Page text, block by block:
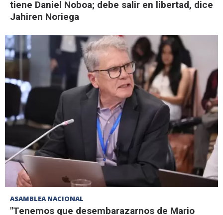
tiene Daniel Noboa; debe salir en libertad, dice
Jahiren Noriega
ASAMBLEA NACIONAL
"Tenemos que desembarazarnos de Mario